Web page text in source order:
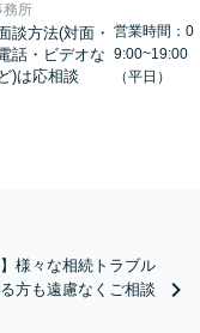
務所
談方法(対面・
話・ビデオな
ど)は応相談
営業時間：0
9:00~19:00
（平日）
様々な相続トラブル
方も遠慮なくご相談